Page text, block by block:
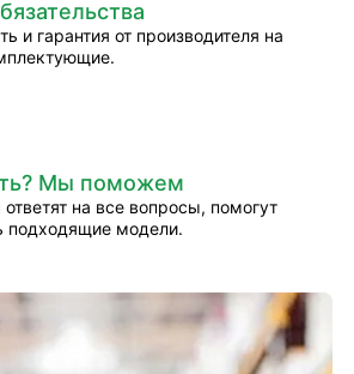
и гарантия от производителя на
Мы поможем
на все вопросы, помогут
подходящие модели.